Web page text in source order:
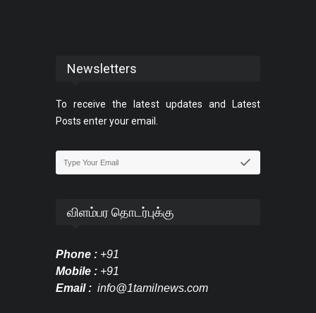
Newsletters
To receive the latest updates and Latest
Posts enter your email.
விளம்பர தொடர்புக்கு
Phone : +91
Mobile : +91
Email : info@1tamilnews.com